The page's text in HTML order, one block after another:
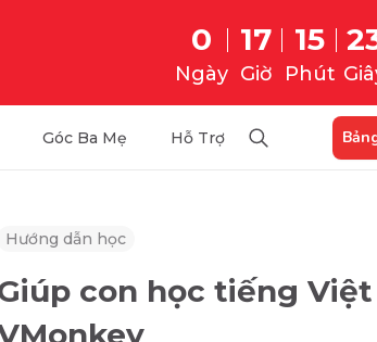
0
Ngày
17
Giờ
15
Phút
Góc Ba Mẹ Hỗ Trợ
Hướng dẫn học
con học tiếng